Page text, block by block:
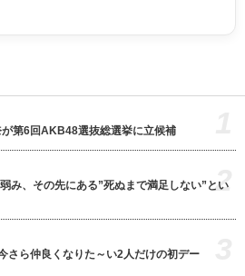
第6回AKB48選抜総選挙に立候補
み、その先にある”死ぬまで満足しない”とい
2
さら仲良くなりた～い2人だけの初デー